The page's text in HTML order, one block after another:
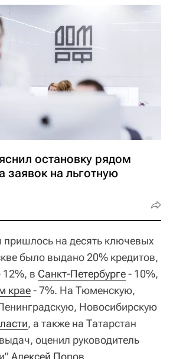
остановку рядом
заявок на льготную
пришлось на десять ключевых
было выдано 20% кредитов,
12%, в Санкт-Петербурге- 10%,
крае- 7%. На Тюменскую,
Новосибирскую
, а также на Татарстан
оценил руководитель
Алексей Попов.